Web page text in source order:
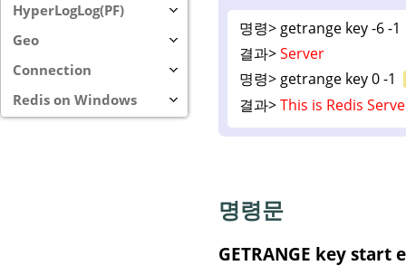
HyperLogLog(PF)
Geo
Connection
Redis on Windows
명령> getrange key -6 -1
결과>Server
명령> getrange key 0 -1
결과>This is Redis
명령문
GETRANGE key start